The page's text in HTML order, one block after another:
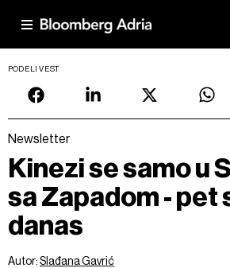
PODELI VEST
Newsletter
Kinezi se samo u
sa Zapadom - pet
danas
Autor:Slađana Gavrić